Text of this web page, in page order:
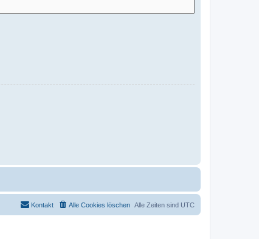
Alle Zeiten sind UTC
Alle Cookies löschen
Kontakt